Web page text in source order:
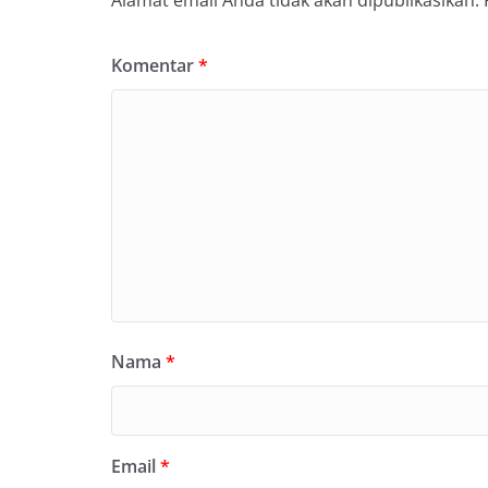
Komentar*
Nama *
Email*